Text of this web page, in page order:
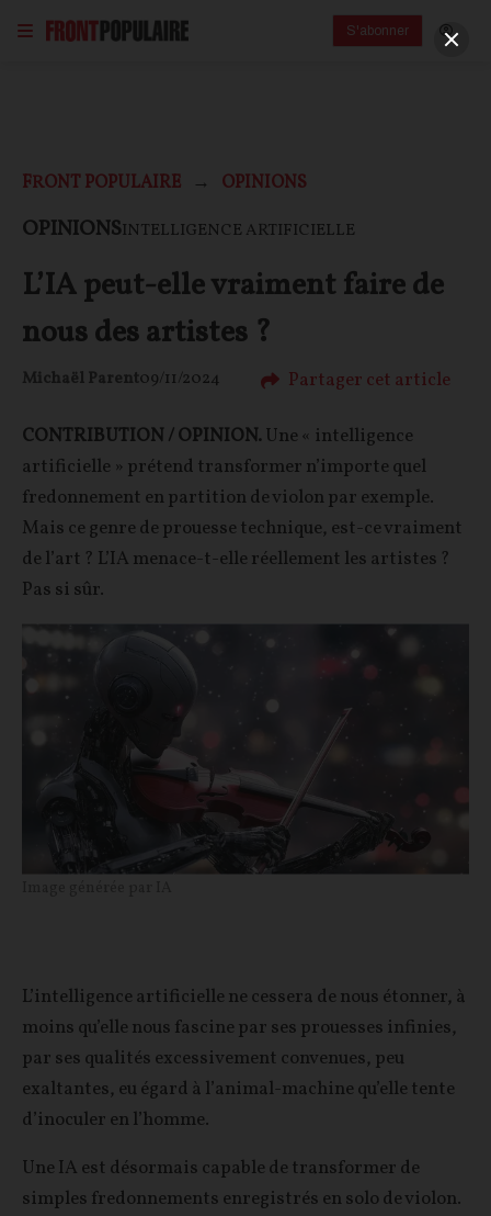
S'abonner
FRONT POPULAIRE OPINIONS
OPINIONSINTELLIGENCE ARTIFICIELLE
L’IA peut-elle vraiment faire de
nous des artistes ?
Michaël Parent09/11/2024 Partager cet article
CONTRIBUTION / OPINION.Une « intelligence
artificielle » prétend transformer n’importe quel
fredonnement en partition de violon par exemple.
Mais ce genre de prouesse technique, est-ce vraiment
de l’art ? L’IA menace-t-elle réellement les artistes ?
Pas si sûr.
L’intelligence artificielle ne cessera de nous étonner, à
moins qu’elle nous fascine par ses prouesses infinies,
par ses qualités excessivement convenues, peu
exaltantes, eu égard à l’animal-machine qu’elle tente
d’inoculer en l’homme.
Une IA est désormais capable de transformer de
simples fredonnements enregistrés en solo de violon.